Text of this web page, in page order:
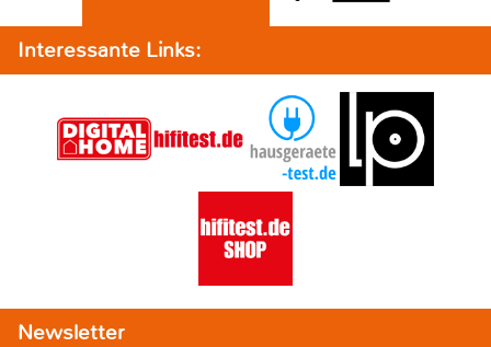
Interessante Links:
Newsletter